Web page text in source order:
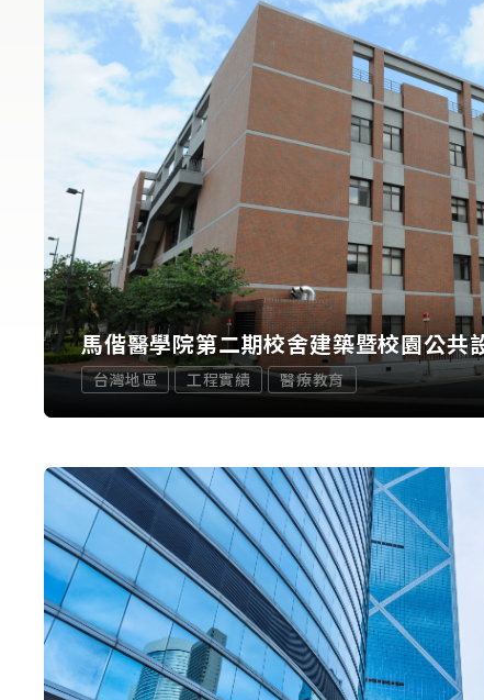
馬偕醫學院第二期校舍建築暨校園公共
台灣地區 工程實績 醫療教育